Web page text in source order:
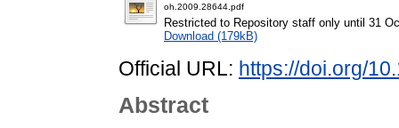
oh.2009.28644.pdf
Restricted to Repository staff only until 31
Download (179kB)
Official URL: https://doi.org/
Abstract